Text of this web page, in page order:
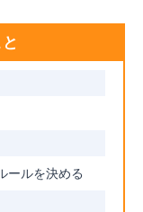
ールを決める